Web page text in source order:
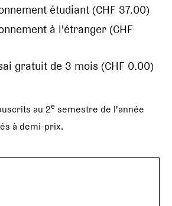
étudiant (CHF 37.00)
à l'étranger (CHF
gratuit de 3 mois (CHF 0.00)
au 2e semestre de l'année
à demi-prix.